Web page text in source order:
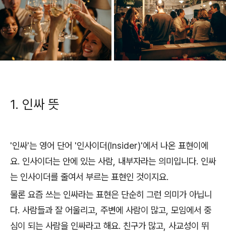
1. 인싸 뜻
'인싸'는 영어 단어 '인사이더(Insider)'에서 나온 표현이에
요. 인사이더는 안에 있는 사람, 내부자라는 의미입니다. 인싸
는 인사이더를 줄여서 부르는 표현인 것이지요.
물론 요즘 쓰는 인싸라는 표현은 단순히 그런 의미가 아닙니
다. 사람들과 잘 어울리고, 주변에 사람이 많고, 모임에서 중
심이 되는 사람을 인싸라고 해요. 친구가 많고, 사교성이 뛰